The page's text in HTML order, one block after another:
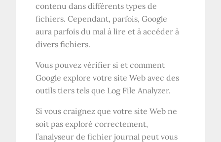
contenu dans différents types de
fichiers. Cependant, parfois, Google
aura parfois du mal à lire et à accéder à
divers fichiers.
Vous pouvez vérifier si et comment
Google explore votre site Web avec des
outils tiers tels que Log File Analyzer.
Si vous craignez que votre site Web ne
soit pas exploré correctement,
l’analyseur de fichier journal peut vous